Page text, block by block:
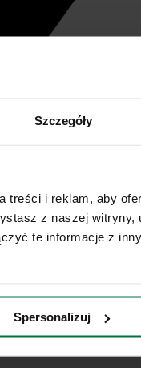
Szczegóły
i reklam, aby
z naszej witryny,
te informacje z
Spersonalizuj